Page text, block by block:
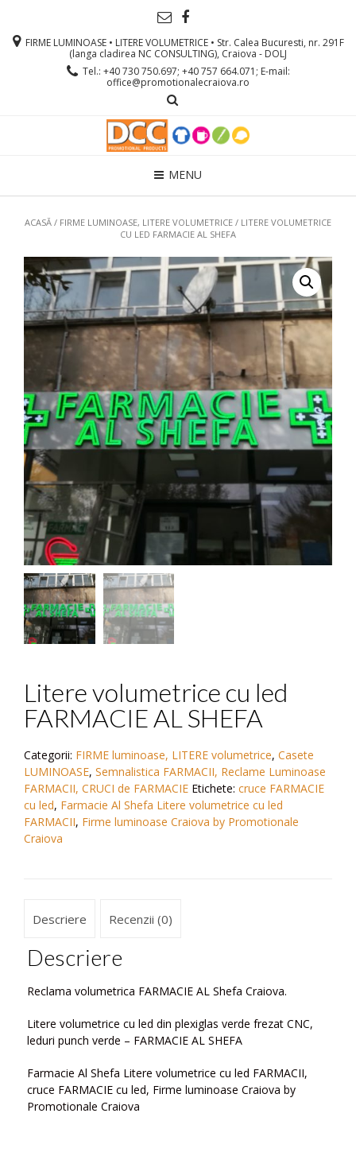
FIRME LUMINOASE • LITERE VOLUMETRICE • Str. Calea Bucuresti, nr. 291F
(langa cladirea NC CONSULTING), Craiova - DOLJ
Tel.: +40 730 750.697; +40 757 664.071; E-mail:
office@promotionalecraiova.ro
MENU
ACASĂ / FIRME LUMINOASE, LITERE VOLUMETRICE / LITERE VOLUMETRICE
CU LED FARMACIE AL SHEFA
Litere volumetrice cu led
FARMACIE AL SHEFA
Categorii: FIRME luminoase, LITERE volumetrice, Casete
LUMINOASE, Semnalistica FARMACII, Reclame Luminoase
FARMACII, CRUCI de FARMACIE Etichete: cruce FARMACIE
cu led, Farmacie Al Shefa Litere volumetrice cu led
FARMACII, Firme luminoase Craiova by Promotionale
Craiova
Descriere Recenzii (0)
Descriere
Reclama volumetrica FARMACIE AL Shefa Craiova.
Litere volumetrice cu led din plexiglas verde frezat CNC,
leduri punch verde – FARMACIE AL SHEFA
Farmacie Al Shefa Litere volumetrice cu led FARMACII,
cruce FARMACIE cu led, Firme luminoase Craiova by
Promotionale Craiova